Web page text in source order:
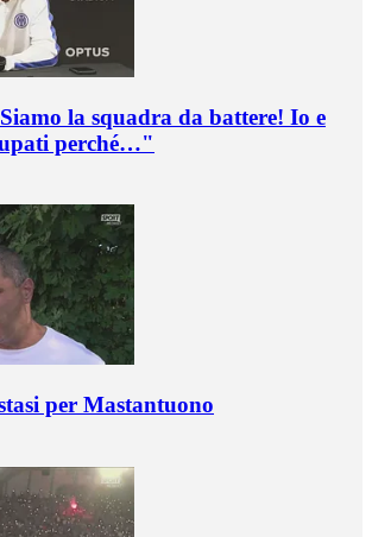
la squadra da battere! Io e
perché…"
per Mastantuono